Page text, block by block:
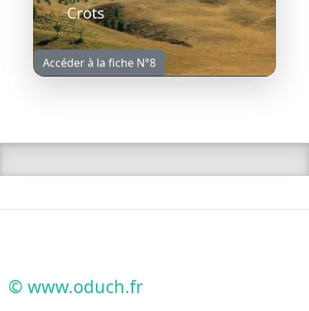
Crots
Accéder à la fiche N°8
© www.oduch.fr